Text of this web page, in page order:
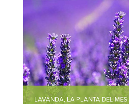
LAVANDA, LA PLANTA DEL MES